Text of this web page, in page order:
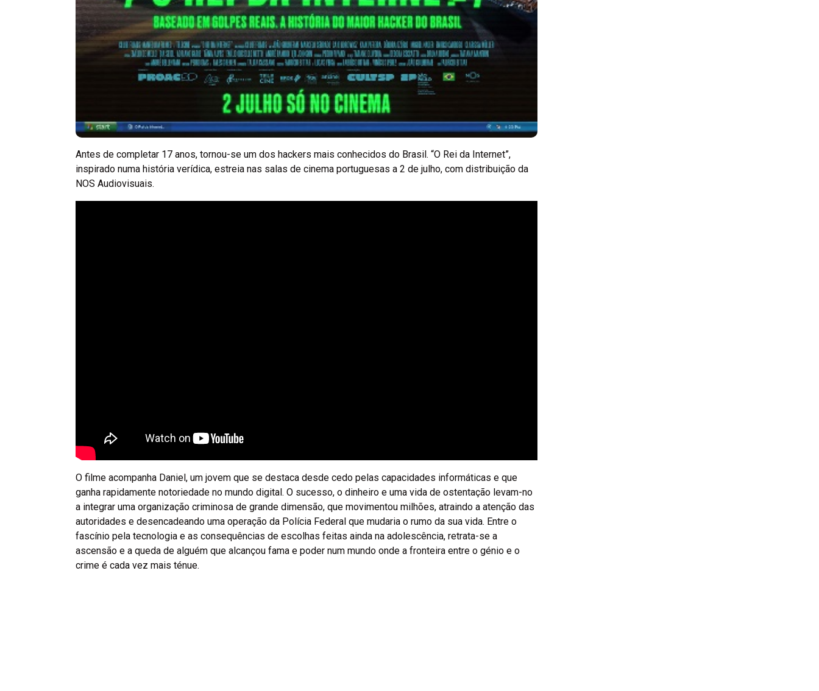
Antes de completar 17 anos, tornou-se um dos hackers mais conhecidos do Brasil. “O Rei da Internet”,
inspirado numa história verídica, estreia nas salas de cinema portuguesas a 2 de julho, com distribuição da
NOS Audiovisuais.
O filme acompanha Daniel, um jovem que se destaca desde cedo pelas capacidades informáticas e que
ganha rapidamente notoriedade no mundo digital. O sucesso, o dinheiro e uma vida de ostentação levam-no
a integrar uma organização criminosa de grande dimensão, que movimentou milhões, atraindo a atenção das
autoridades e desencadeando uma operação da Polícia Federal que mudaria o rumo da sua vida. Entre o
fascínio pela tecnologia e as consequências de escolhas feitas ainda na adolescência, retrata-se a
ascensão e a queda de alguém que alcançou fama e poder num mundo onde a fronteira entre o génio e o
crime é cada vez mais ténue.